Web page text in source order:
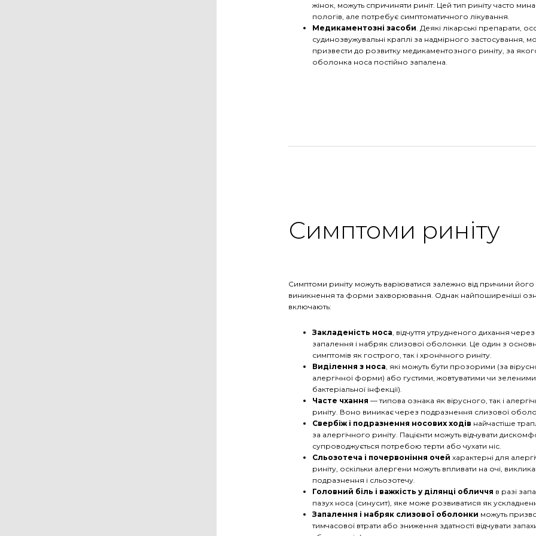
жінок, можуть спричиняти риніт. Цей тип риніту часто
пологів, але потребує симптоматичного лікування.
Медикаментозні засоби. Деякі лікарські препарати,
судинозвужувальні краплі за надмірного застосування,
призвести до розвитку медикаментозного риніту, за
оболонка носа постійно запалена.
Симптоми риніту
Симптоми риніту можуть варіюватися залежно від причини його
виникнення та форми захворювання. Однак найпоширеніші
включають:
Закладеність носа, відчуття утрудненого дихання
запалення і набряк слизової оболонки. Це один з
симптомів як гострого, так і хронічного риніту.
Виділення з носа, які можуть бути прозорими (за
алергічної форми) або густими, жовтуватими чи зеленими
бактеріальної інфекції).
Часте чхання — типова ознака як вірусного, так і
риніту. Воно виникає через подразнення слизової
Свербіж і подразнення носових ходів найчастіше
за алергічного риніту. Пацієнти можуть відчувати
супроводжується потребою терти або чухати ніс.
Сльозотеча і почервоніння очей характерні для
риніту, оскільки алергени можуть впливати на очі,
подразнення і сльозотечу.
Головний біль і важкість у ділянці обличчя в разі
пазух носа (синусит), яке може розвиватися як
Запалення і набряк слизової оболонки можуть
тимчасової втрати або зниження здатності відчувати